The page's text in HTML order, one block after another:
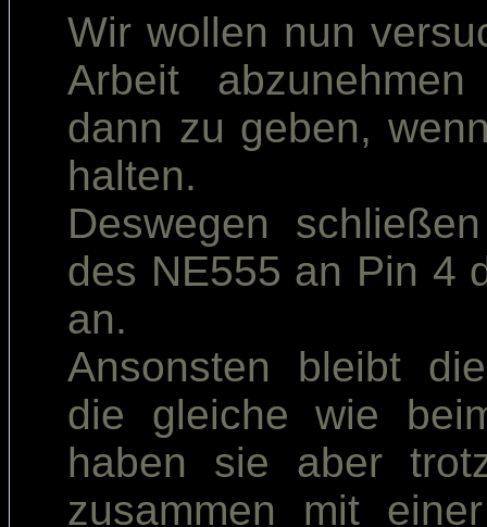
Wir wollen nun
Arbeit
dann zu geben,
halten.
Deswegen
des NE555 an Pin 4
an.
Ansonsten bleibt
die gleiche wie
haben sie aber
zusammen mit